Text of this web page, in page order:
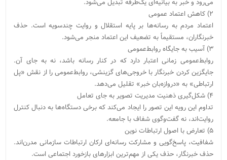
می‌رود و خبر به بیانیه‌ای یک‌طرفه تبدیل می‌شود.
۲) کاهش اعتماد عمومی
اعتماد مردم به رسانه‌ها بر پایه استقلال و روایت چندسویه است. حذف
خبرنگاران، مستقیماً به تضعیف این اعتماد منجر می‌شود.
۳) آسیب به جایگاه روابط‌عمومی
روابط‌عمومی زمانی اعتبار دارد که در کنار رسانه باشد، نه به جای آن.
جایگزین کردن خبرنگار با خروجی‌های گزینشی، روابط‌عمومی را از نقش «پل
ارتباطی» به «دروازه‌بان خبر» تقلیل می‌دهد.
۴) شکل‌گیری ذهنیت مدیریت تصویر به جای تعامل
تداوم این رویه این تصور را ایجاد می‌کند که برخی دستگاه‌ها به دنبال کنترل
روایت‌اند، نه گفت‌وگوی شفاف با جامعه.
۵) تعارض با اصول ارتباطات نوین
شفافیت، پاسخ‌گویی و مشارکت رسانه‌ای ارکان ارتباطات سازمانی مدرن‌اند.
حذف خبرنگار، حذف یکی از مهم‌ترین ابزارهای بازخورد اجتماعی است.